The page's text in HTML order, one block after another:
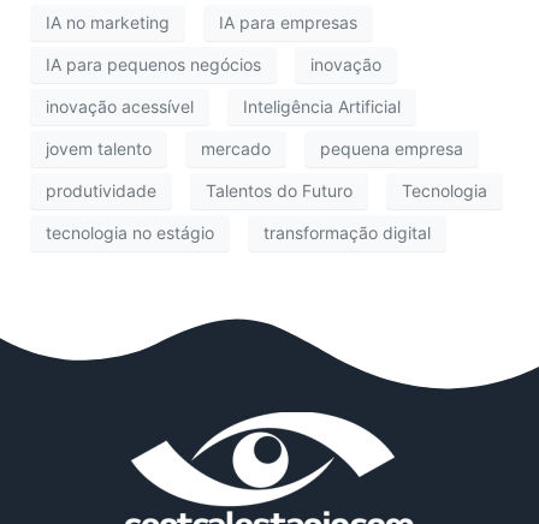
IA no marketing IA para empresas
IA para pequenos negócios inovação
inovação acessível Inteligência Artificial
jovem talento mercado pequena empresa
produtividade Talentos do Futuro Tecnologia
tecnologia no estágio transformação digital